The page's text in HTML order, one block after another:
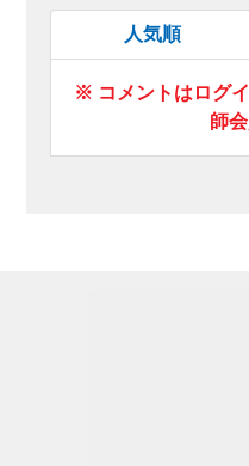
人気順
※ コメントはログ
師会